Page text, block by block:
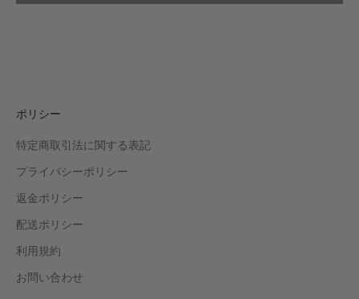
ポリシー
特定商取引法に関する表記
プライバシーポリシー
返金ポリシー
配送ポリシー
利用規約
お問い合わせ